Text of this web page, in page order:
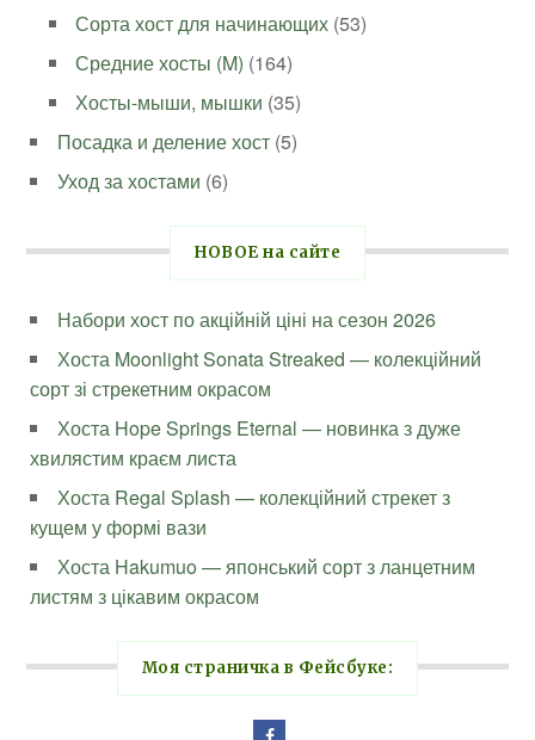
Сорта хост для начинающих (53)
Средние хосты (M) (164)
Хосты-мыши, мышки (35)
Посадка и деление хост (5)
Уход за хостами (6)
НОВОЕ на сайте
Набори хост по акційній ціні на сезон 2026
Хоста Moonlight Sonata Streaked — колекційний
сорт зі стрекетним окрасом
Хоста Hope Springs Eternal — новинка з дуже
хвилястим краєм листа
Хоста Regal Splash — колекційний стрекет з
кущем у формі вази
Хоста Hakumuo — японський сорт з ланцетним
листям з цікавим окрасом
Моя страничка в Фейсбуке: